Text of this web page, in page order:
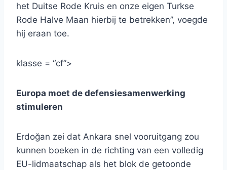
het Duitse Rode Kruis en onze eigen Turkse
Rode Halve Maan hierbij te betrekken”, voegde
hij eraan toe.
klasse = “cf”>
Europa moet de defensiesamenwerking
stimuleren
Erdoğan zei dat Ankara snel vooruitgang zou
kunnen boeken in de richting van een volledig
EU-lidmaatschap als het blok de getoonde